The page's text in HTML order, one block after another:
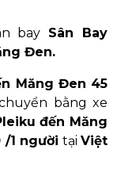
bay Sân Bay
Đen.
Măng Đen 45
bằng xe
đến Măng
/1 người tại Việt